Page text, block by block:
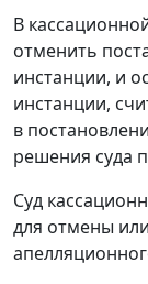
В
отменить
инстанции, и
инстанции,
в
решения суда
Суд
для отмены